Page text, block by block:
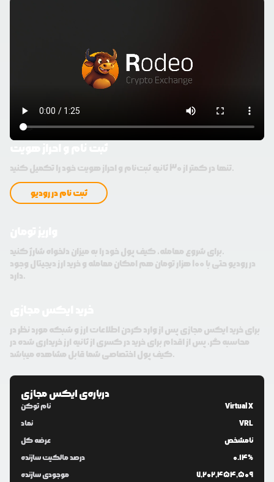
تنها در کمتر از 30 ثانیه ثبت‌نام و احراز هویت خود را تکمیل کنید.
ثبت نام در رودیو
برای شروع معامله، کیف پول خود را به میزان دلخواه شارژ کنید.
در رودیو حتی با 100 هزار تومان هم امکان معامله و خرید ارز دیجیتال وجود
دارد.
برای خرید ایکس مجازی پس از وارد کردن اطلاعات ارز و شبکه مورد نظر در
محاسبه گر، پس از اقدام برای خرید در کسری از ثانیه ارز خریداری شده در
کیف پول اختصاصی شما قابل مشاهده میباشد.
درباره‌یایکس مجازی
نام توکن
Virtual X
نماد
VRL
عرضه کل
نامشخص
درصد مالکیت سازنده
0.14%
موجودی سازنده
7,202,454,509